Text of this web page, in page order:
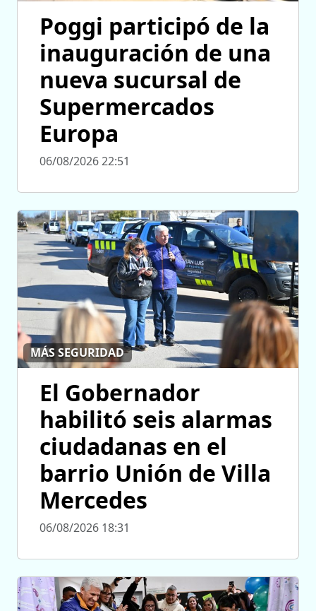
Poggi participó de la
inauguración de una
nueva sucursal de
Supermercados
Europa
06/08/2026 22:51
MÁS SEGURIDAD
El Gobernador
habilitó seis alarmas
ciudadanas en el
barrio Unión de Villa
Mercedes
06/08/2026 18:31